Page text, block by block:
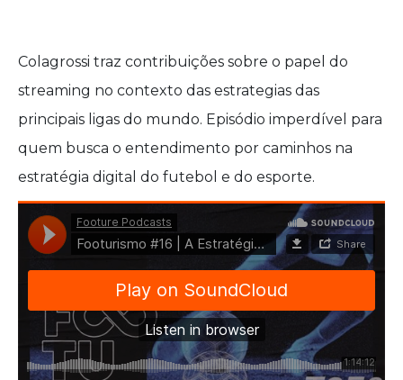
Colagrossi traz contribuições sobre o papel do
streaming no contexto das estrategias das
principais ligas do mundo. Episódio imperdível para
quem busca o entendimento por caminhos na
estratégia digital do futebol e do esporte.